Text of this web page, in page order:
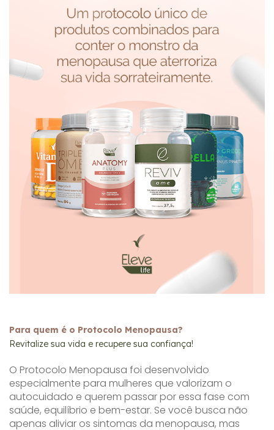
Para quem é o Protocolo Menopausa?
Revitalize sua vida e recupere sua confiança!
O Protocolo Menopausa foi desenvolvido
especialmente para mulheres que valorizam o
autocuidado e querem passar por essa fase com
saúde, equilíbrio e bem-estar. Se você busca não
apenas aliviar os sintomas da menopausa, mas